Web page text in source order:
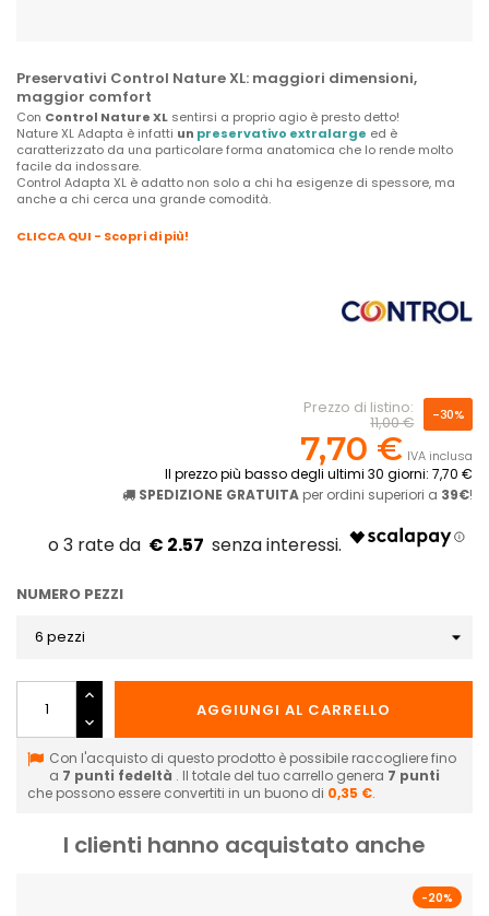
Preservativi Control Nature XL: maggiori dimensioni,
maggior comfort
Con Control Nature XL sentirsi a proprio agio è presto detto!
Nature XL Adapta è infatti un preservativo extralarge ed è
caratterizzato da una particolare forma anatomica che lo rende molto
facile da indossare.
Control Adapta XL è adatto non solo a chi ha esigenze di spessore, ma
anche a chi cerca una grande comodità.
CLICCA QUI - Scopri di più!
Prezzo di listino:
11,00 €
-30%
7,70 € IVA inclusa
Il prezzo più basso degli ultimi 30 giorni: 7,70 €
SPEDIZIONE GRATUITA per ordini superiori a 39€!
€ 2.57
NUMERO PEZZI
AGGIUNGI AL CARRELLO
Con l'acquisto di questo prodotto è possibile raccogliere fino
a 7 punti fedeltà . Il totale del tuo carrello genera 7 punti
che possono essere convertiti in un buono di 0,35 €.
I clienti hanno acquistato anche
-20%